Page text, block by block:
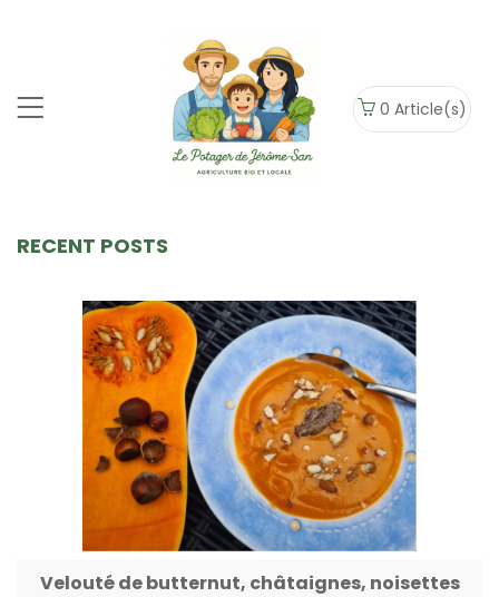
0 Article(s)
RECENT POSTS
Velouté de butternut, châtaignes, noisettes